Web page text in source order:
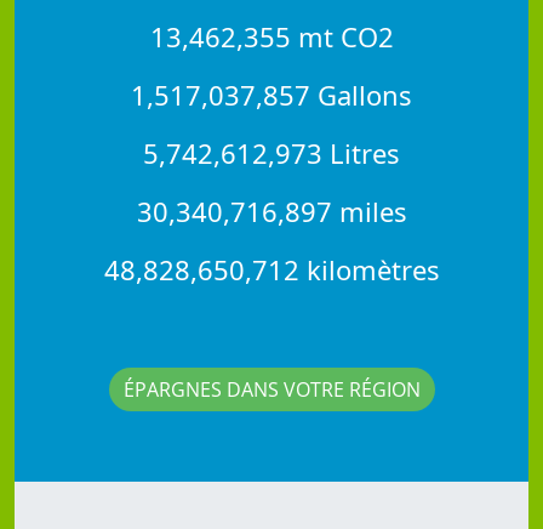
13,462,355 mt CO2
1,517,037,857 Gallons
5,742,612,973 Litres
30,340,716,897 miles
48,828,650,712 kilomètres
ÉPARGNES DANS VOTRE RÉGION